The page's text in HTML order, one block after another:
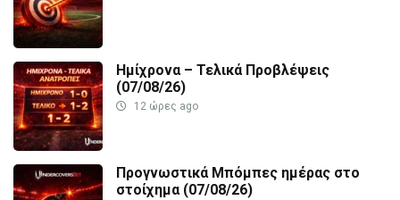
Ημίχρονα – Τελικά Προβλέψεις
(07/08/26)
12 ώρες ago
Προγνωστικά Μπόμπες ημέρας στο
στοίχημα (07/08/26)